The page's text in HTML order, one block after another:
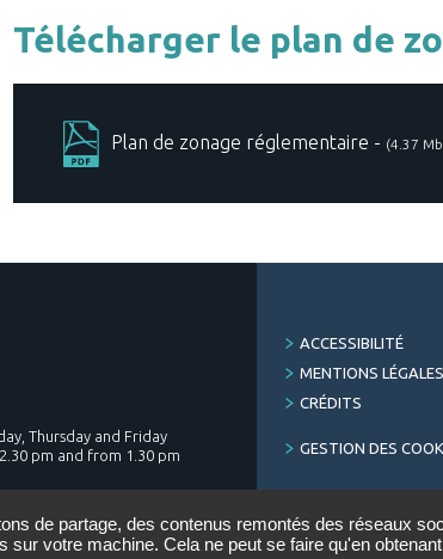
de partage, des contenus remontés des réseaux
sur votre machine. Cela ne peut se faire qu'en
Télécharger le plan de
Plan de zonage réglementaire - (4.37
Thursday and Friday
pm and from 1.30 pm
12h
FOOTER
ACCESSIBILITÉ
MENTIONS LÉGALES
CRÉDITS
GESTION DES